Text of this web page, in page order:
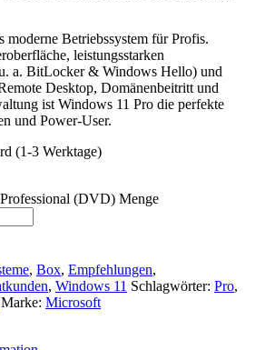
moderne Betriebssystem für Profis.
leistungsstarken
a. BitLocker & Windows Hello) und
Desktop, Domänenbeitritt und
ist Windows 11 Pro die perfekte
und Power-User.
(1-3 Werktage)
(DVD) Menge
, Box, Empfehlungen,
, Windows 11 Schlagwörter: Pro,
Marke: Microsoft